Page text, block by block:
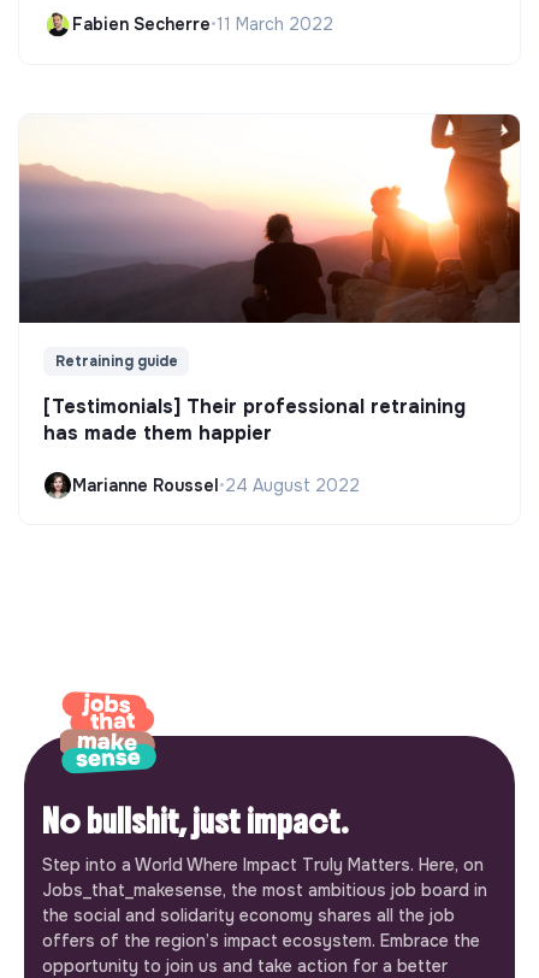
Fabien Secherre•11 March 2022
Retraining guide
[Testimonials] Their professional retraining
has made them happier
Marianne Roussel•24 August 2022
No bullshit, just impact.
Step into a World Where Impact Truly Matters. Here, on
Jobs_that_makesense, the most ambitious job board in
the social and solidarity economy shares all the job
offers of the region’s impact ecosystem. Embrace the
opportunity to join us and take action for a better